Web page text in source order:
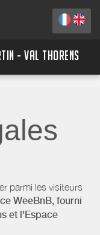
- VAL THORENS
parmi les visiteurs
WeeBnB, fourni
et l'Espace